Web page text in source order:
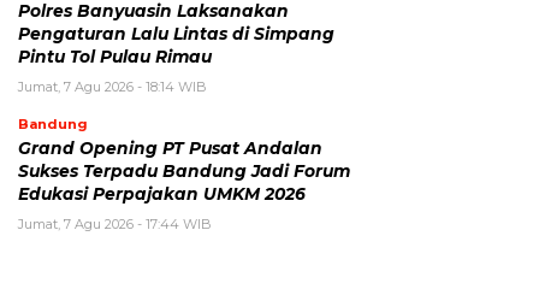
Polres Banyuasin Laksanakan
Pengaturan Lalu Lintas di Simpang
Pintu Tol Pulau Rimau
Jumat, 7 Agu 2026 - 18:14 WIB
Bandung
Grand Opening PT Pusat Andalan
Sukses Terpadu Bandung Jadi Forum
Edukasi Perpajakan UMKM 2026
Jumat, 7 Agu 2026 - 17:44 WIB